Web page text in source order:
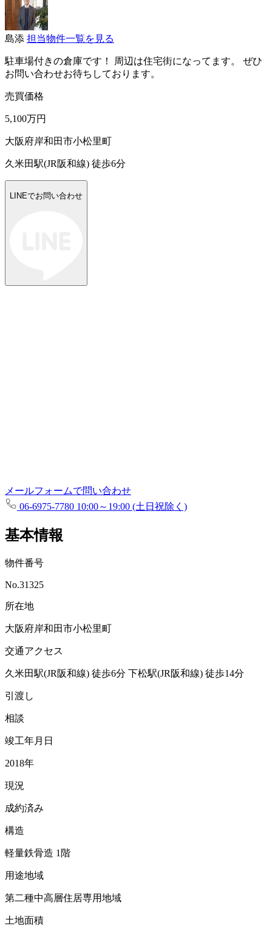
島添 担当物件一覧を見る
駐車場付きの倉庫です！ 周辺は住宅街になってます。 ぜひ
お問い合わせお待ちしております。
売買価格
5,100万円
大阪府岸和田市小松里町
久米田駅(JR阪和線) 徒歩6分
LINEでお問い合わせ
メールフォームで問い合わせ
06-6975-7780 10:00～19:00 (土日祝除く)
基本情報
物件番号
No.31325
所在地
大阪府岸和田市小松里町
交通アクセス
久米田駅(JR阪和線) 徒歩6分 下松駅(JR阪和線) 徒歩14分
引渡し
相談
竣工年月日
2018年
現況
成約済み
構造
軽量鉄骨造 1階
用途地域
第二種中高層住居専用地域
土地面積